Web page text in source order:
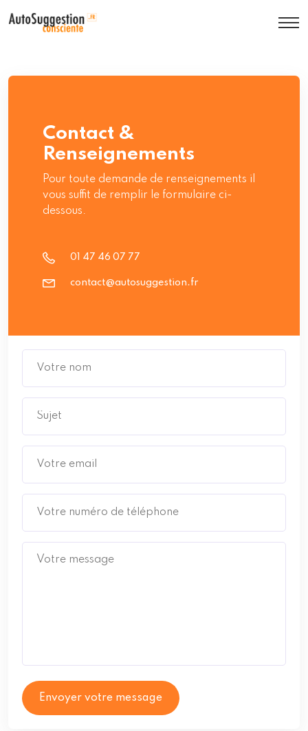
Contact &
Renseignements
Pour toute demande de renseignements il
vous suffit de remplir le formulaire ci-
dessous.
01 47 46 07 77
contact@autosuggestion.fr
Envoyer votre message